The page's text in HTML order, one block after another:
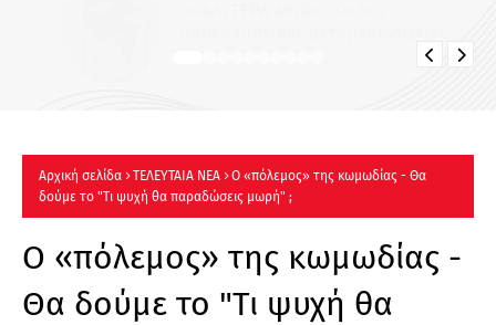
συνεντεύξεις επιστρέφουν στο ACTION
Αρχική σελίδα ΤΕΛΕΥΤΑΙΑ ΝΕΑ
Ο «πόλεμος» της κωμωδίας - Θα
δούμε το "Τι ψυχή θα παραδώσεις μωρή" ;
Ο «πόλεμος» της κωμωδίας -
Θα δούμε το "Τι ψυχή θα